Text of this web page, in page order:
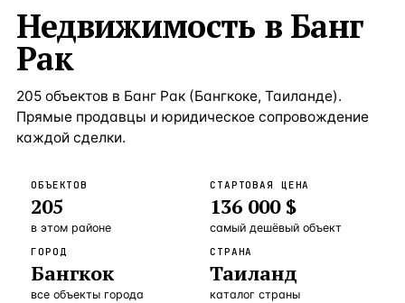
Турция
Россия
Кипр —Страна 3 906
Греция —
Сочи —Локация Россия · 3
Алания
Бангкок — Локация
Недвижимость в Банг
Рак
205 объектов в Банг Рак (Бангкоке, Таиланде).
Прямые продавцы и юридическое сопровождение
каждой сделки.
ОБЪЕКТОВ
205
в этом районе
СТАРТОВАЯ ЦЕНА
136 000 $
самый дешёвый объект
ГОРОД
Бангкок
все объекты города
СТРАНА
Таиланд
каталог страны